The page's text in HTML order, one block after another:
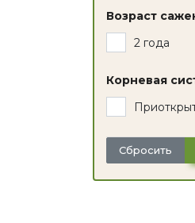
Возраст
2 года
Корневая
Сбросить